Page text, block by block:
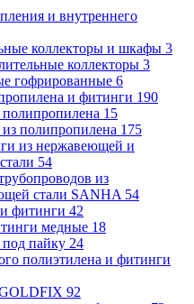
и внутреннего
коллекторы и шкафы 3
коллекторы 3
гофрированные 6
и фитинги 190
15
полипропилена 175
из нержавеющей и
54
из
стали SANHA 54
фитинги 42
медные 18
пайку 24
полиэтилена и фитинги
92